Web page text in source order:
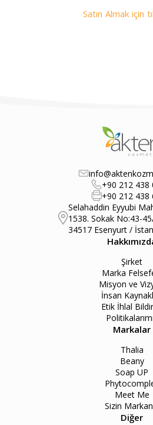
Satın Almak için
+90 212 438
+90 212 438
Selahaddin Eyyubi
1538. Sokak No:43-
34517 Esenyurt /
Şirket
Marka
Misyon ve
İnsan
Etik İhlal
Markalar
Thalia
Beany
Soap UP
Meet Me
Sizin
Diğer